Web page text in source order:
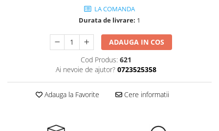
Masini si tractorase de tuns
Motocoase termice
Motosape si motoburghie
LA COMANDA
Durata de livrare: 1
ADAUGA IN COS
Cod Produs: 621
Ai nevoie de ajutor? 0723525358
Adauga la Favorite Cere informatii